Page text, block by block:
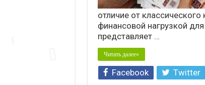
отличие от
финансовой нагрузкой
представляет …
Читать далее»
Facebook Twitter